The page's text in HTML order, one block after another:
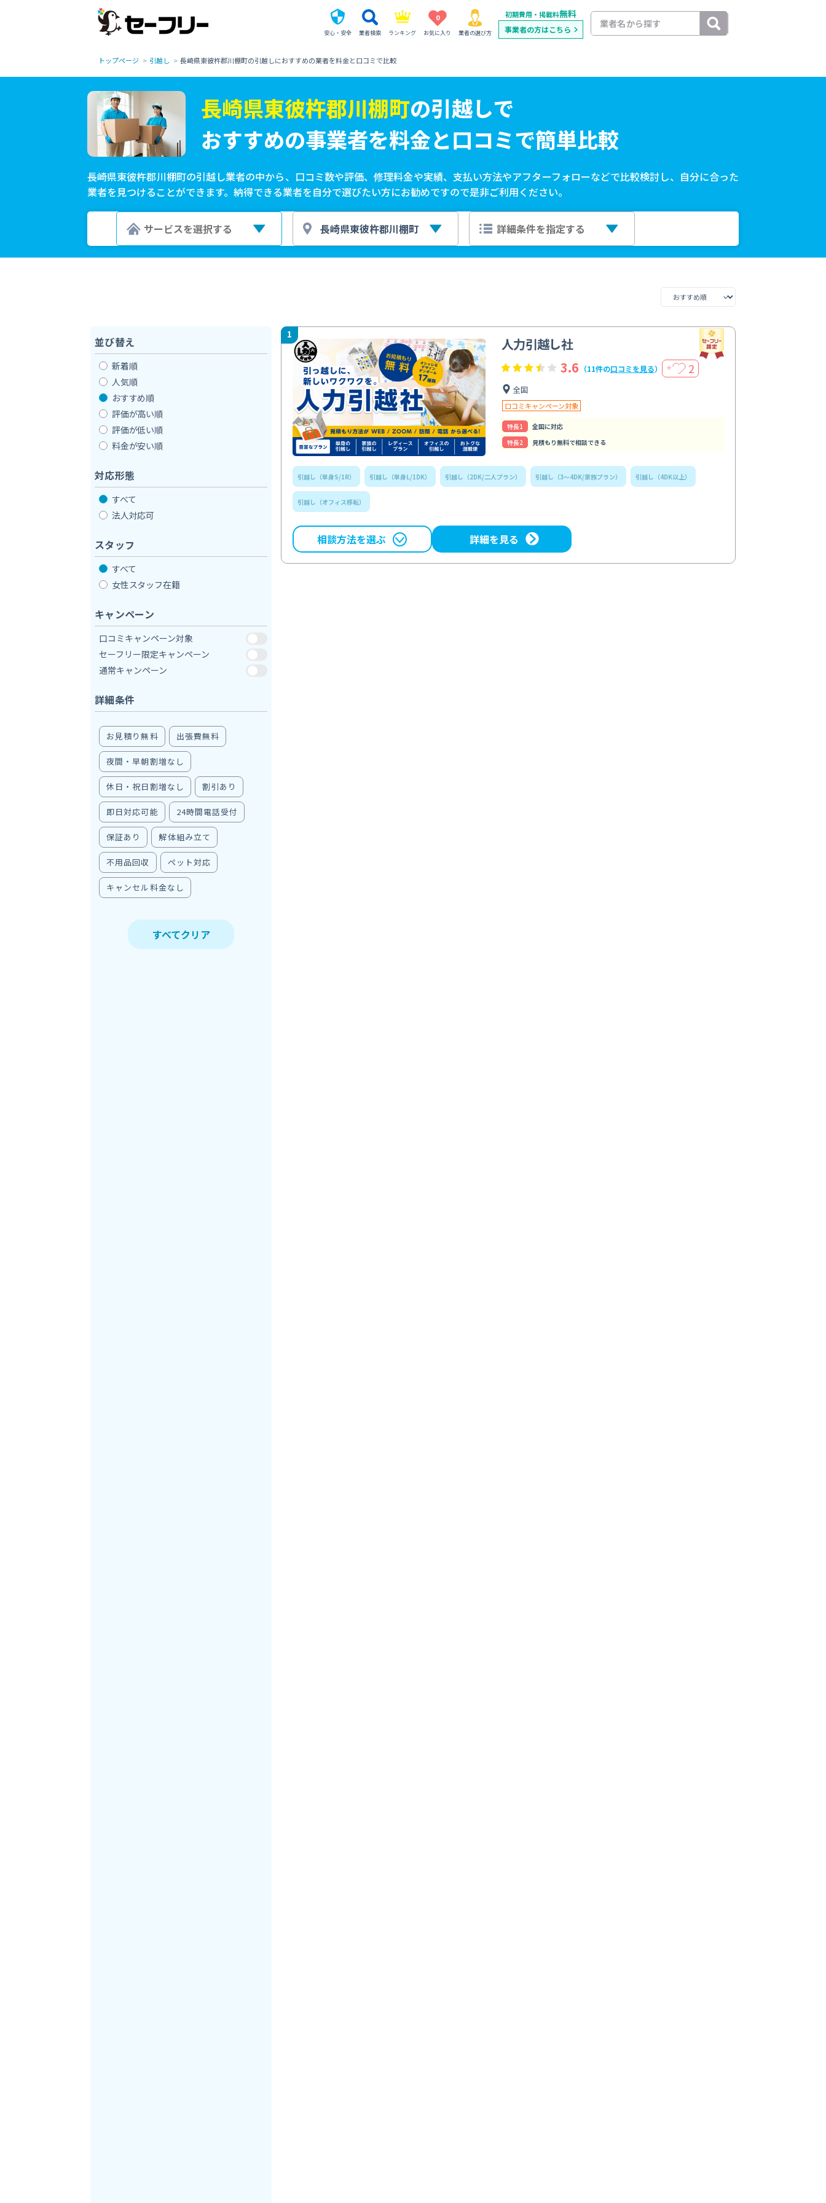
安心・安全 業者検索 ランキング
0
お気に入り 業者の選び方
初期費用・掲載料無料
事業者の方はこちら
トップページ 引越し 長崎県東彼杵郡川棚町の引越しにおすすめの業者を料金と口コミで比較
長崎県東彼杵郡川棚町の引越しで
おすすめの事業者を料金と口コミで簡単比較
長崎県東彼杵郡川棚町の引越し業者の中から、口コミ数や評価、修理料金や実績、支払い方法やアフターフォローなどで比較検討し、自分に合った
業者を見つけることができます。納得できる業者を自分で選びたい方にお勧めですので是非ご利用ください。
並び替え
新着順
人気順
おすすめ順
評価が高い順
評価が低い順
料金が安い順
対応形態
すべて
法人対応可
スタッフ
すべて
女性スタッフ在籍
キャンペーン
口コミキャンペーン対象
セーフリー限定キャンペーン
通常キャンペーン
詳細条件
お見積り無料 出張費無料
夜間・早朝割増なし
休日・祝日割増なし 割引あり
即日対応可能 24時間電話受付
保証あり 解体組み立て
不用品回収 ペット対応
キャンセル料金なし
すべてクリア
1
人力引越し社
3.6 （11件の口コミを見る） ＋ 2
全国
口コミキャンペーン対象
特⻑1
全国に対応
特⻑2
見積もり無料で相談できる
引越し（単身S/1R） 引越し（単身L/1DK） 引越し（2DK/二人プラン） 引越し（3～4DK/家族プラン） 引越し（4DK以上）
引越し（オフィス移転）
相談方法を選ぶ 詳細を見る